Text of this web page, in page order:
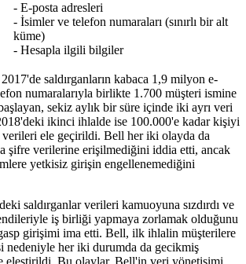
- E-posta adresleri
- İsimler ve telefon numaraları (sınırlı bir alt
küme)
- Hesapla ilgili bilgiler
saldırganların kabaca 1,9 milyon e-
numaralarıyla birlikte 1.700 müşteri ismine
sekiz aylık bir süre içinde iki ayrı veri
ikinci ihlalde ise 100.000'e kadar kişiyi
ele geçirildi. Bell her iki olayda da
şifre verilerine erişilmediğini iddia etti, ancak
yetkisiz girişin engellenemediğini
saldırganlar verileri kamuoyuna sızdırdı ve
iş birliği yapmaya zorlamak olduğunu
girişimi ima etti. Bell, ilk ihlalin müşterilere
nedeniyle her iki durumda da gecikmiş